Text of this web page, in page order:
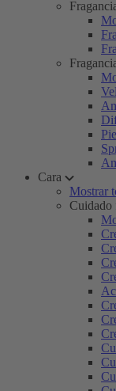
Cara
Mostrar
Cuidado